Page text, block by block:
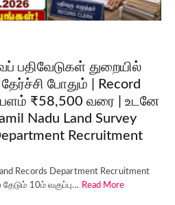
பதிவேடுகள் துறையில்
போதும் | Record
₹58,500 வரை | உடனே
Nadu Land Survey
Recruitment
Records Department Recruitment
10ம் வகுப்பு… Read More